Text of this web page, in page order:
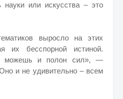
науки или искусства – это
выросло на этих
их бесспорной истиной.
можешь и полон сил», —
и не удивительно – всем